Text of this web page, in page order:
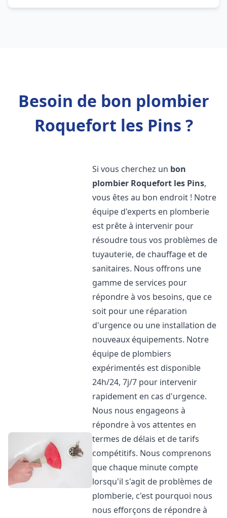
Besoin de bon plombier
Roquefort les Pins ?
Si vous cherchez un bon
plombier Roquefort les Pins,
vous êtes au bon endroit ! Notre
équipe d'experts en plomberie
est prête à intervenir pour
résoudre tous vos problèmes de
tuyauterie, de chauffage et de
sanitaires. Nous offrons une
gamme de services pour
répondre à vos besoins, que ce
soit pour une réparation
d'urgence ou une installation de
nouveaux équipements. Notre
équipe de plombiers
expérimentés est disponible
24h/24, 7j/7 pour intervenir
rapidement en cas d'urgence.
Nous nous engageons à
répondre à vos attentes en
termes de délais et de tarifs
compétitifs. Nous comprenons
que chaque minute compte
lorsqu'il s'agit de problèmes de
plomberie, c'est pourquoi nous
nous efforçons de répondre à